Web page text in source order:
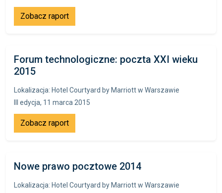
Zobacz raport
Forum technologiczne: poczta XXI wieku
2015
Lokalizacja: Hotel Courtyard by Marriott w Warszawie
III edycja, 11 marca 2015
Zobacz raport
Nowe prawo pocztowe 2014
Lokalizacja: Hotel Courtyard by Marriott w Warszawie